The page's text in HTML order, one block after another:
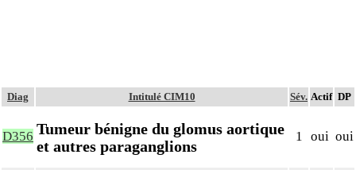
Diag Intitulé CIM10 Sév. Actif DP
D356 Tumeur bénigne du glomus aortique
et autres paraganglions
1 oui oui